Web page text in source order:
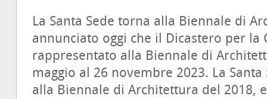
La Santa Sede torna alla Biennale di
annunciato oggi che il Dicastero per la
rappresentato alla Biennale di
maggio al 26 novembre 2023. La
alla Biennale di Architettura del 2018,